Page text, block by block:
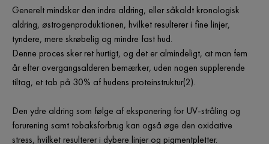
Generelt mindsker den indre aldring, eller såkaldt kronologisk
aldring, østrogenproduktionen, hvilket resulterer i fine linjer,
tyndere, mere skrøbelig og mindre fast hud.
Denne proces sker ret hurtigt, og det er almindeligt, at man fem
år efter overgangsalderen bemærker, uden nogen supplerende
tiltag, et tab på 30% af hudens proteinstruktur(2).
Den ydre aldring som følge af eksponering for UV-stråling og
forurening samt tobaksforbrug kan også øge den oxidative
stress, hvilket resulterer i dybere linjer og pigmentpletter.